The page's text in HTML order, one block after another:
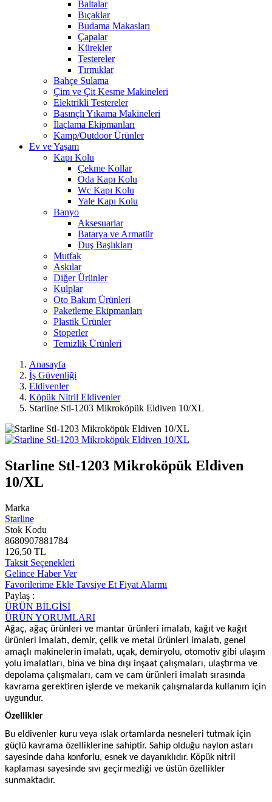
Baltalar
Bıçaklar
Budama Makasları
Çapalar
Kürekler
Testereler
Tırmıklar
Bahçe Sulama
Çim ve Çit Kesme Makineleri
Elektrikli Testereler
Basınçlı Yıkama Makineleri
İlaçlama Ekipmanları
Kamp/Outdoor Ürünler
Ev ve Yaşam
Kapı Kolu
Çekme Kollar
Oda Kapı Kolu
Wc Kapı Kolu
Yale Kapı Kolu
Banyo
Aksesuarlar
Batarya ve Armatür
Duş Başlıkları
Mutfak
Askılar
Diğer Ürünler
Kulplar
Oto Bakım Ürünleri
Paketleme Ekipmanları
Plastik Ürünler
Stoperler
Temizlik Ürünleri
Anasayfa
İş Güvenliği
Eldivenler
Köpük Nitril Eldivenler
Starline Stl-1203 Mikroköpük Eldiven 10/XL
Starline Stl-1203 Mikroköpük Eldiven
10/XL
Marka
Starline
Stok Kodu
8680907881784
126,50 TL
Taksit Seçenekleri
Gelince Haber Ver
Favorilerime Ekle Tavsiye Et Fiyat Alarmı
Paylaş :
ÜRÜN BİLGİSİ
ÜRÜN YORUMLARI
Ağaç, ağaç ürünleri ve mantar ürünleri imalatı, kağıt ve kağıt
ürünleri imalatı, demir, çelik ve metal ürünleri imalatı, genel
amaçlı makinelerin imalatı, uçak, demiryolu, otomotiv gibi ulaşım
yolu imalatları, bina ve bina dışı inşaat çalışmaları, ulaştırma ve
depolama çalışmaları, cam ve cam ürünleri imalatı sırasında
kavrama gerektiren işlerde ve mekanik çalışmalarda kullanım için
uygundur.
Özellikler
Bu eldivenler kuru veya ıslak ortamlarda nesneleri tutmak için
güçlü kavrama özelliklerine sahiptir. Sahip olduğu naylon astarı
sayesinde daha konforlu, esnek ve dayanıklıdır. Köpük nitril
kaplaması sayesinde sıvı geçirmezliği ve üstün özellikler
sunmaktadır.